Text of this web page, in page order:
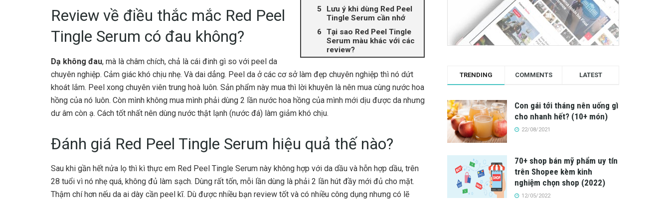
Lưu ý khi dùng Red Peel
Tingle Serum cần nhớ
Tại sao Red Peel Tingle
Serum màu khác với các
review?
Review về điều thắc mắc Red Peel
Tingle Serum có đau không?
Dạ không đau, mà là châm chích, chả là cái đinh gì so với peel da
chuyên nghiệp. Cảm giác khó chịu nhẹ. Và dai dẳng. Peel da ở các cơ sở làm đẹp chuyên nghiệp thì nó dứt
khoát lắm. Peel xong chuyên viên trung hoà luôn. Sản phẩm này mua thì lời khuyên là nên mua cùng nước hoa
hồng của nó luôn. Còn mình không mua mình phải dùng 2 lần nước hoa hồng của mình mới dịu được da nhưng
dư âm còn ạ. Cách tốt nhất nên dùng nước thật lạnh (nước đá) làm giảm khó chịu.
Đánh giá Red Peel Tingle Serum hiệu quả thế nào?
Sau khi gần hết nửa lọ thì kì thực em Red Peel Tingle Serum này không hợp với da dầu và hỗn hợp dầu, trên
28 tuổi vì nó nhẹ quá, không đủ làm sạch. Dùng rất tốn, mỗi lần dùng là phải 2 lần hút đầy mới đủ cho mặt.
Thậm chí hơn nếu da ai dày cần peel kĩ. Dù được nhiều bạn review tốt và có nhiều công dụng nhưng có lẽ
TRENDING COMMENTS LATEST
Con gái tới tháng nên uống gì
cho nhanh hết? (10+ món)
22/08/2021
70+ shop bán mỹ phẩm uy tín
trên Shopee kèm kinh
nghiệm chọn shop (2022)
12/05/2022